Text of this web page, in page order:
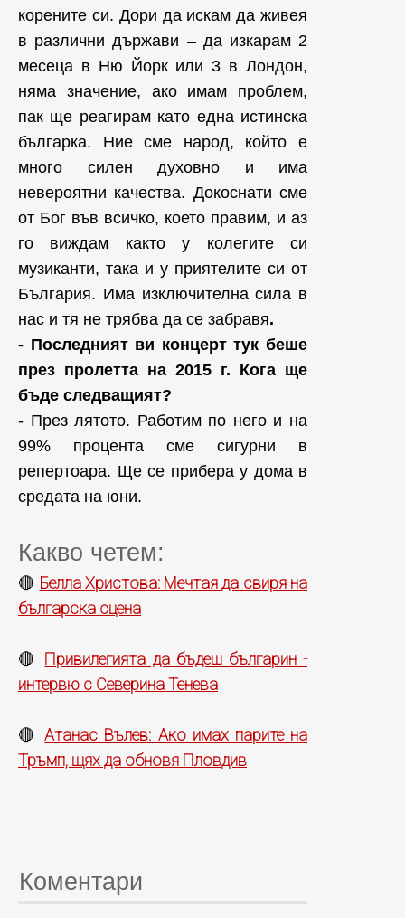
корените си. Дори да искам да живея
в различни държави – да изкарам 2
месеца в Ню Йорк или 3 в Лондон,
няма значение, ако имам проблем,
пак ще реагирам като една истинска
българка. Ние сме народ, който е
много силен духовно и има
невероятни качества. Докоснати сме
от Бог във всичко, което правим, и аз
го виждам както у колегите си
музиканти, така и у приятелите си от
България. Има изключителна сила в
нас и тя не трябва да се забравя.
- Последният ви концерт тук беше
през пролетта на 2015 г. Кога ще
бъде следващият?
- През лятото. Работим по него и на
99% процента сме сигурни в
репертоара. Ще се прибера у дома в
средата на юни.
Какво четем:
🔴 Белла Христова: Мечтая да свиря на
българска сцена
🔴 Привилегията да бъдеш българин -
интервю с Северина Тенева
🔴Атанас Вълев: Ако имах парите на
Тръмп, щях да обновя Пловдив
Коментари